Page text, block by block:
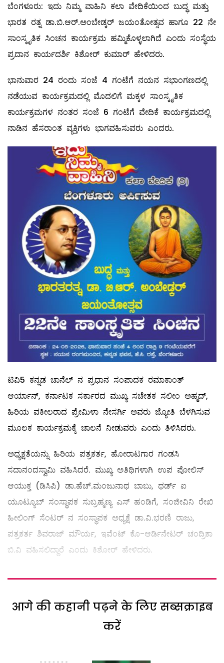
ಬೆಂಗಳೂರು: ಇದು ನಿಮ್ಮ ವಾಹಿನಿ ಕಲಾ ವೇದಿಕೆಯಿಂದ ಬುದ್ಧ ಮತ್ತು
ಭಾರತ ರತ್ನ ಡಾ.ಬಿ.ಆರ್.ಅಂಬೇಡ್ಕರ್ ಜಯಂತೋತ್ಸವ ಹಾಗೂ 22 ನೇ
ಸಾಂಸ್ಕೃತಿಕ ಸಿಂಚನ ಕಾರ್ಯಕ್ರಮ ಹಮ್ಮಿಕೊಳ್ಳಲಾಗಿದೆ ಎಂದು ಸಂಸ್ಥೆಯ
ಪ್ರದಾನ ಕಾರ್ಯದರ್ಶಿ ಕಿಶೋರ್ ಕುಮಾರ್ ಹೇಳಿದರು.
ಭಾನುವಾರ 24 ರಂದು ಸಂಜೆ 4 ಗಂಟೆಗೆ ನಯನ ಸಭಾಂಗಣದಲ್ಲಿ
ನಡೆಯುವ ಕಾರ್ಯಕ್ರಮದಲ್ಲಿ ಮೊದಲಿಗೆ ಮಕ್ಕಳ ಸಾಂಸ್ಕೃತಿಕ
ಕಾರ್ಯಕ್ರಮಗಳ ನಂತರ ಸಂಜೆ 6 ಗಂಟೆಗೆ ವೇದಿಕೆ ಕಾರ್ಯಕ್ರಮದಲ್ಲಿ
ನಾಡಿನ ಹೆಸರಾಂತ ವ್ಯಕ್ತಿಗಳು ಭಾಗವಹಿಸುವರು ಎಂದರು.
ಟಿವಿ5 ಕನ್ನಡ ಚಾನೆಲ್ ನ ಪ್ರಧಾನ ಸಂಪಾದಕ ರಮಾಕಾಂತ್
ಆರ್ಯಾನ್, ಕರ್ನಾಟಕ ಸರ್ಕಾರದ ಮುಖ್ಯ ಸಚೇತಕ ಸಲೀಂ ಅಹ್ಮದ್,
ಹಿರಿಯ ವಕೀಲರಾದ ಪ್ರೇಮಿಳಾ ನೇಸರ್ಗಿ ಅವರು ಜ್ಯೋತಿ ಬೆಳಗಿಸುವ
ಮೂಲಕ ಕಾರ್ಯಕ್ರಮಕ್ಕೆ ಚಾಲನೆ ನೀಡುವರು ಎಂದು ತಿಳಿಸಿದರು.
ಅಧ್ಯಕ್ಷತೆಯನ್ನು ಹಿರಿಯ ಪತ್ರಕರ್ತ, ಹೋರಾಟಗಾರ ಗಂಡಸಿ
ಸದಾನಂದಸ್ವಾಮಿ ವಹಿಸಿದರೆ. ಮುಖ್ಯ ಅತಿಥಿಗಳಾಗಿ ಉಪ ಪೋಲಿಸ್
ಆಯುಕ್ತ (ಡಿಸಿಪಿ) ಡಾ.ಹೆಚ್.ಮಂಜುನಾಥ ಬಾಬು, ಥರ್ಡ್ ಐ
ಯೂಟ್ಯೂಬ್ ಸಂಸ್ಥಾಪಕ ಸುಬ್ರಹ್ಮಣ್ಯ ಎಸ್ ಹಂಡಿಗೆ, ಸಂಜೀವಿನಿ ರೇಖಿ
ಹೀಲಿಂಗ್ ಸೆಂಟರ್ ನ ಸಂಸ್ಥಾಪಕ ಅಧ್ಯಕ್ಷೆ ಡಾ.ವಿ.ಭರಣಿ ರಾಜು,
ಪತ್ರಕರ್ತ ಶಿವರಾಜ್ ಮೌರ್ಯ, ಇವೆಂಟ್ ಕೊ-ಆರ್ಡಿನೇಟರ್ ಚಂದ್ರಿಕಾ
ಬಿ.ವಿ ವಹಿಸಲಿದ್ದಾರೆ ಎಂದು ಕಿಶೋರ್ ಹೇಳಿದರು.
आगे की कहानी पढ़ने के लिए सब्सक्राइब
करें